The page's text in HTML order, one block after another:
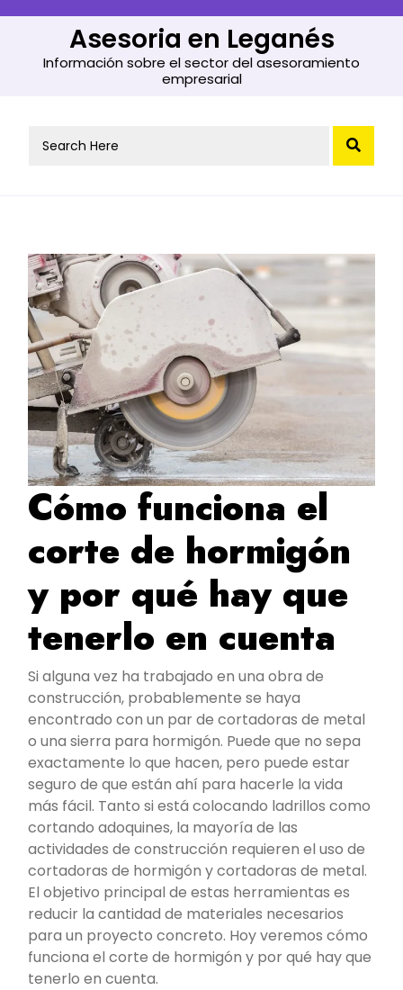
content
Asesoria en Leganés
Información sobre el sector del asesoramiento
empresarial
for:
Cómo funciona el
corte de hormigón
y por qué hay que
tenerlo en cuenta
Si alguna vez ha trabajado en una obra de
construcción, probablemente se haya
encontrado con un par de cortadoras de metal
o una sierra para hormigón. Puede que no sepa
exactamente lo que hacen, pero puede estar
seguro de que están ahí para hacerle la vida
más fácil. Tanto si está colocando ladrillos como
cortando adoquines, la mayoría de las
actividades de construcción requieren el uso de
cortadoras de hormigón y cortadoras de metal.
El objetivo principal de estas herramientas es
reducir la cantidad de materiales necesarios
para un proyecto concreto. Hoy veremos cómo
funciona el corte de hormigón y por qué hay que
tenerlo en cuenta.